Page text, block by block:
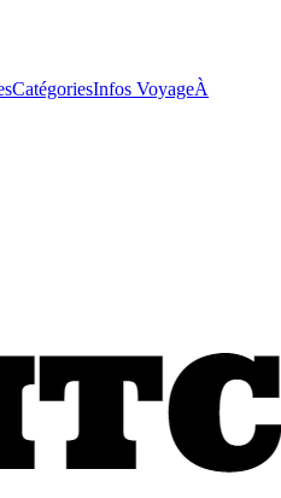
CatégoriesInfos VoyageÀ